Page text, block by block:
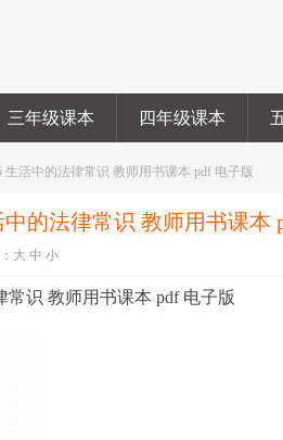
三年级课本 四年级课本
活中的法律常识 教师用书课本 pdf 电子版
的法律常识 教师用书课本
大 中 小
常识 教师用书课本 pdf 电子版